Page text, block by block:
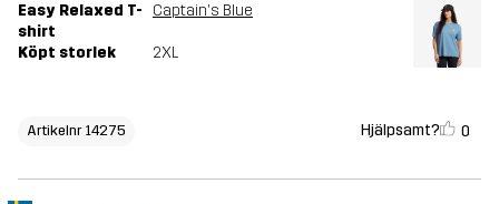
Easy Relaxed T-
shirt
Captain's Blue
Köpt storlek 2XL
Artikelnr 14275 Hjälpsamt? 0